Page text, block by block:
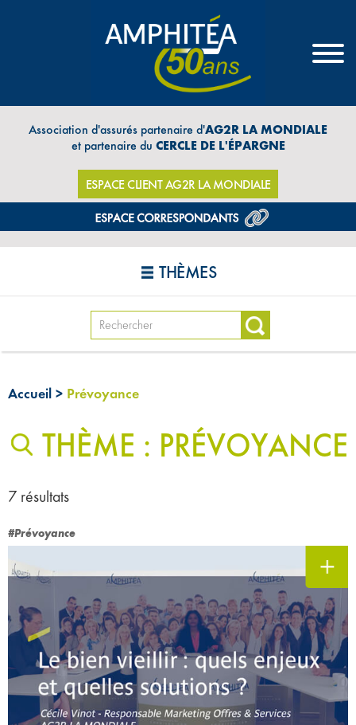
Association d'assurés partenaire d'AG2R LA MONDIALE
et partenaire du CERCLE DE L'ÉPARGNE
ESPACE CLIENT AG2R LA MONDIALE
THÈMES
Accueil > Prévoyance
THÈME : PRÉVOYANCE
7 résultats
#Prévoyance